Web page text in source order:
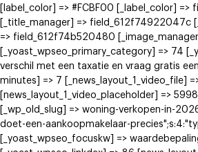
[label_color] => #FCBF00 [_label_color]
[_title_manager] =>
=> field_612f74b520480
[_yoast_wpseo_primary_category] => 74
verschil met een taxatie en vraag gratis
minutes] => 7
[news_layout_1_video_placeholder] =>
[_wp_old_slug] => woning-verkopen-in-
doet-een-aankoopmakelaar-
[_yoast_wpseo_focuskw] =>